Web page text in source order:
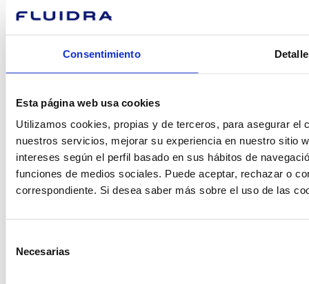
Consentimiento
Esta página web usa cookies
Utilizamos cookies, propias y de terceros, para asegurar el
nuestros servicios, mejorar su experiencia en nuestro sitio
intereses según el perfil basado en sus hábitos de
funciones de medios sociales. Puede aceptar, rechazar o
correspondiente. Si desea saber más sobre el uso de las
Necesarias
podemos
ayudarte?
Encuentre Fluidra
en su país